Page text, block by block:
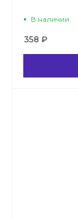
В наличии
358 ₽